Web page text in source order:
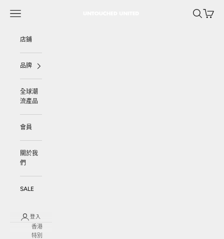
選單 搜尋購物車
店鋪
品牌
全球潮
流產品
會員
關於我
們
SALE
登入
香港
特別